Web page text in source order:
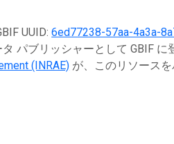
UUID:6ed77238-57aa-4a3a-
パブリッシャーとして GBIF に
(INRAE) が、このリソースを